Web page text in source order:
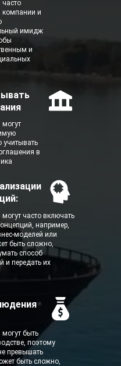
часто включать
например,
моделей или
быть сложно,
способ
и передать их
часто
компании и
имидж
и
быть
поэтому
превышать
быть сложно,
могут
в